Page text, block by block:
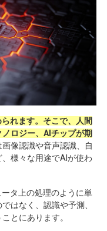
れます。そこで、人間
ロジー、AIチップが期
像認識や音声認識、自
様々な用途でAIが使わ
タ上の処理のように単
はなく、認識や予測、
とにあります。